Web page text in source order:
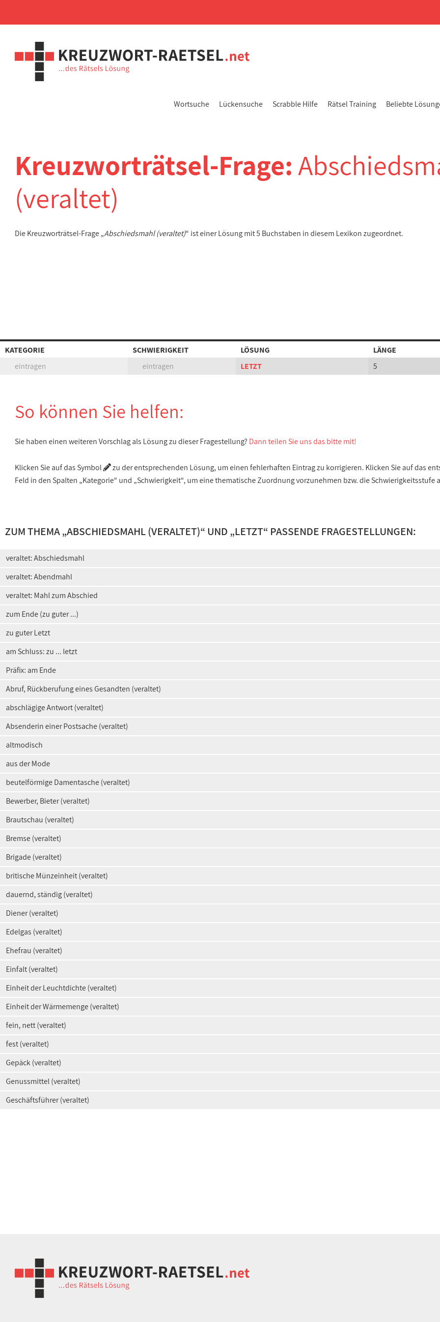
Wortsuche Lückensuche Scrabble Hilfe Rätsel Training Beliebte
Kreuzworträtsel-Frage:
(veraltet)
Die Kreuzworträtsel-Frage „Abschiedsmahl (veraltet)“ ist einer Lösung mit 5 Buchstaben in diesem Lexikon zugeordnet.
KATEGORIE SCHWIERIGKEIT LÖSUNG
LÄNGE
eintragen
eintragen LETZT 5
So können Sie helfen:
Sie haben einen weiteren Vorschlag als Lösung zu dieser Fragestellung? Dann teilen Sie uns das bitte mit!
Klicken Sie auf das Symbol
zu der entsprechenden Lösung, um einen fehlerhaften Eintrag zu korrigieren. Klicken Sie auf das
Feld in den Spalten „Kategorie“ und „Schwierigkeit“, um eine thematische Zuordnung vorzunehmen bzw. die Schwierigkeitsstufe
ZUM THEMA „ABSCHIEDSMAHL (VERALTET)“ UND „LETZT“ PASSENDE FRAGESTELLUNGEN:
veraltet: Abschiedsmahl
veraltet: Abendmahl
veraltet: Mahl zum Abschied
zum Ende (zu guter ...)
zu guter Letzt
am Schluss: zu ... letzt
Präfix: am Ende
Abruf, Rückberufung eines Gesandten (veraltet)
abschlägige Antwort (veraltet)
Absenderin einer Postsache (veraltet)
altmodisch
aus der Mode
beutelförmige Damentasche (veraltet)
Bewerber, Bieter (veraltet)
Brautschau (veraltet)
Bremse (veraltet)
Brigade (veraltet)
britische Münzeinheit (veraltet)
dauernd, ständig (veraltet)
Diener (veraltet)
Edelgas (veraltet)
Ehefrau (veraltet)
Einfalt (veraltet)
Einheit der Leuchtdichte (veraltet)
Einheit der Wärmemenge (veraltet)
fein, nett (veraltet)
fest (veraltet)
Gepäck (veraltet)
Genussmittel (veraltet)
Geschäftsführer (veraltet)